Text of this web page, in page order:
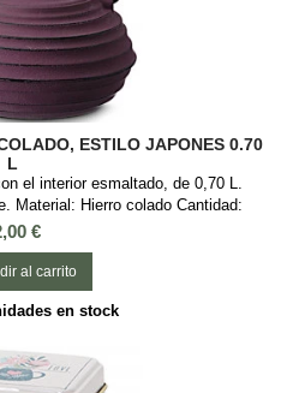
ESTILO JAPONES 0.70
L
el interior esmaltado, de 0,70 L.
Material: Hierro colado Cantidad:
Asa con cuerda, estilo japonés
€
al carrito
en stock